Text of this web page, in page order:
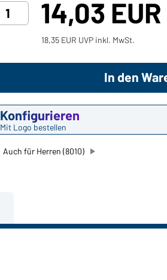
14,03 EUR
18,35 EUR UVP inkl. MwSt.
Konfigurieren
Mit Logo bestellen
In den
Auch für Herren (8010)